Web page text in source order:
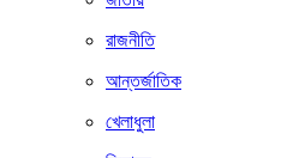
রাজনীতি
আন্তর্জাতিক
খেলাধুলা